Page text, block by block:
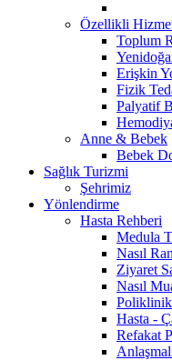
Özellikli
Toplum
Erişkin
Fizik
Palyatif
Anne & Bebek
Bebek
Sağlık Turizmi
Şehrimiz
Yönlendirme
Hasta Rehberi
Medula
Nasıl
Ziyaret
Nasıl
Hasta -
Refakat